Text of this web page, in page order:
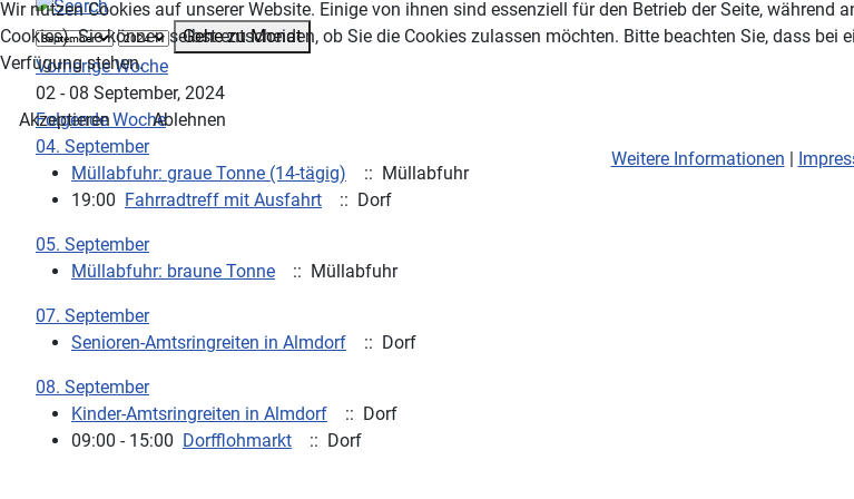
Gehe zu Monat
Vorherige Woche
02 - 08 September, 2024
Folgende Woche
04. September
Müllabfuhr: graue Tonne (14-tägig)
:: Müllabfuhr
19:00 Fahrradtreff mit Ausfahrt :: Dorf
05. September
Müllabfuhr: braune Tonne
:: Müllabfuhr
07. September
Senioren-Amtsringreiten in Almdorf
:: Dorf
08. September
Kinder-Amtsringreiten in Almdorf
:: Dorf
09:00 - 15:00 Dorfflohmarkt :: Dorf
Wir nutzen Cookies auf unserer Website. Einige von ihnen sind essenziell für den Betrieb der Seite,
Cookies). Sie können selbst entscheiden, ob Sie die Cookies zulassen möchten. Bitte beachten Sie, dass
Verfügung stehen.
Akzeptieren
Ablehnen
Weitere Informationen |